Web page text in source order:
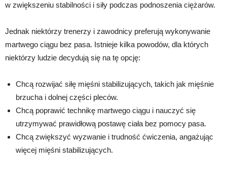
w zwiększeniu stabilności i siły podczas podnoszenia ciężarów.
Jednak niektórzy trenerzy i zawodnicy preferują wykonywanie
martwego ciągu bez pasa. Istnieje kilka powodów, dla których
niektórzy ludzie decydują się na tę opcję:
Chcą rozwijać siłę mięśni stabilizujących, takich jak mięśnie
brzucha i dolnej części pleców.
Chcą poprawić technikę martwego ciągu i nauczyć się
utrzymywać prawidłową postawę ciała bez pomocy pasa.
Chcą zwiększyć wyzwanie i trudność ćwiczenia, angażując
więcej mięśni stabilizujących.